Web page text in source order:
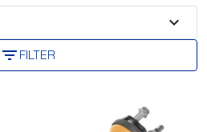
expand_more
filter_listFILTER